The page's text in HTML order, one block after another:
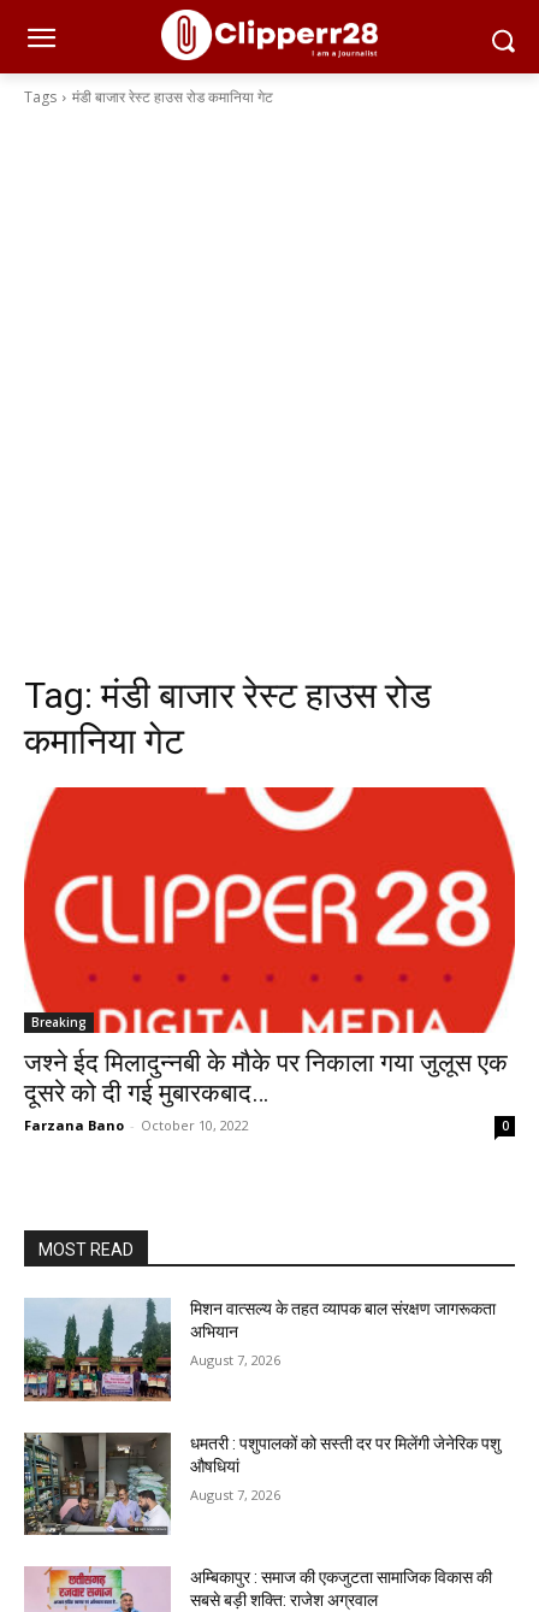
Tags मंडी बाजार रेस्ट हाउस रोड कमानिया गेट
Tag:मंडी बाजार रेस्ट हाउस रोड
कमानिया गेट
Breaking
जश्ने ईद मिलादुन्नबी के मौके पर निकाला गया जुलूस एक
दूसरे को दी गई मुबारकबाद…
Farzana Bano - October 10, 2022 0
MOST READ
मिशन वात्सल्य के तहत व्यापक बाल संरक्षण जागरूकता
अभियान
August 7, 2026
धमतरी : पशुपालकों को सस्ती दर पर मिलेंगी जेनेरिक पशु
औषधियां
August 7, 2026
अम्बिकापुर : समाज की एकजुटता सामाजिक विकास की
सबसे बड़ी शक्ति: राजेश अग्रवाल